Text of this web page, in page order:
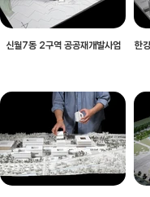
신월7동 2구역 공공재개발사업
한